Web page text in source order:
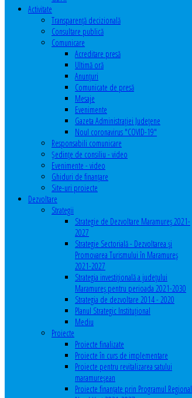
Activitate
Transparenţă decizională
Consultare publică
Comunicare
Acreditare presă
Ultimă oră
Anunţuri
Comunicate de presă
Mesaje
Evenimente
Gazeta Administraţiei Judeţene
Noul coronavirus "COVID-19"
Responsabili comunicare
Şedinţe de consiliu - video
Evenimente - video
Ghiduri de finanţare
Site-uri proiecte
Dezvoltare
Strategii
Strategie de Dezvoltare Maramureș 2021-
2027
Strategie Sectorială - Dezvoltarea și
Promovarea Turismului în Maramureș
2021-2027
Strategia investiţională a județului
Maramureș pentru perioada 2021-2030
Strategia de dezvoltare 2014 - 2020
Planul Strategic Instituţional
Mediu
Proiecte
Proiecte finalizate
Proiecte în curs de implementare
Proiecte pentru revitalizarea satului
maramureşean
Proiecte finanțate prin Programul Regional